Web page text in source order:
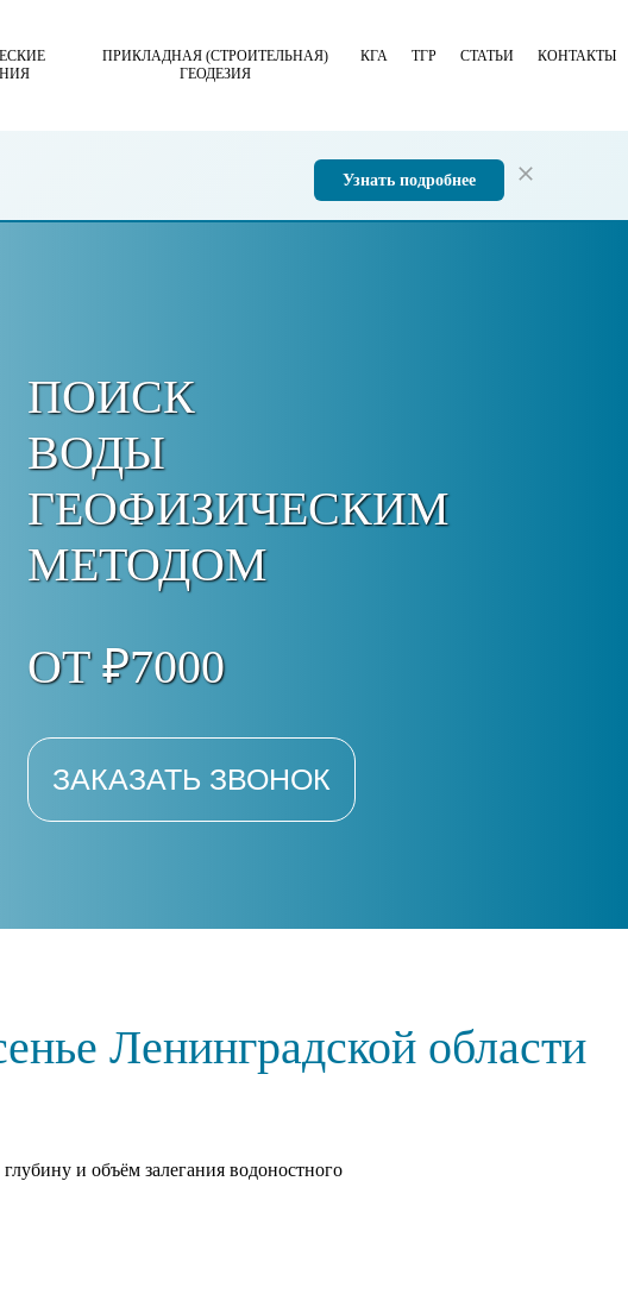
ПРИКЛАДНАЯ (СТРОИТЕЛЬНАЯ)
ГЕОДЕЗИЯ
КГА ТГР СТАТЬИ КОНТАКТЫ
Узнать подробнее
ПОИСК
ВОДЫ
ГЕОФИЗИЧЕСКИМ
МЕТОДОМ
ОТ ₽7000
ЗАКАЗАТЬ ЗВОНОК
Ленинградской области
и объём залегания водоностного